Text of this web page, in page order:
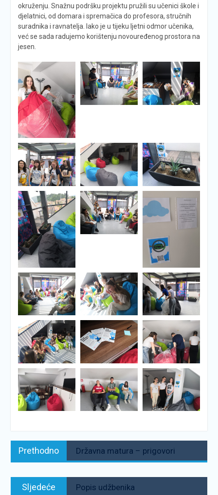
okruženju. Snažnu podršku projektu pružili su učenici škole i
djelatnici, od domara i spremačica do profesora, stručnih
suradnika i ravnatelja. Iako je u tijeku ljetni odmor učenika,
već se sada radujemo korištenju novouređenog prostora na
jesen.
Navigacija
objava
Prethodno Prethodno:
Državna matura – prigovori
Sljedeće Popis udžbenika